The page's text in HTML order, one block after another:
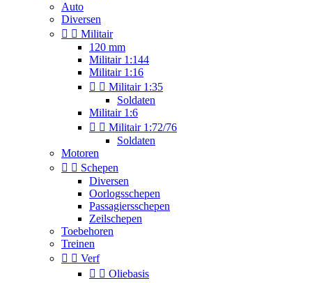
Auto
Diversen
  Militair
120 mm
Militair 1:144
Militair 1:16
  Militair 1:35
Soldaten
Militair 1:6
  Militair 1:72/76
Soldaten
Motoren
  Schepen
Diversen
Oorlogsschepen
Passagiersschepen
Zeilschepen
Toebehoren
Treinen
  Verf
  Oliebasis